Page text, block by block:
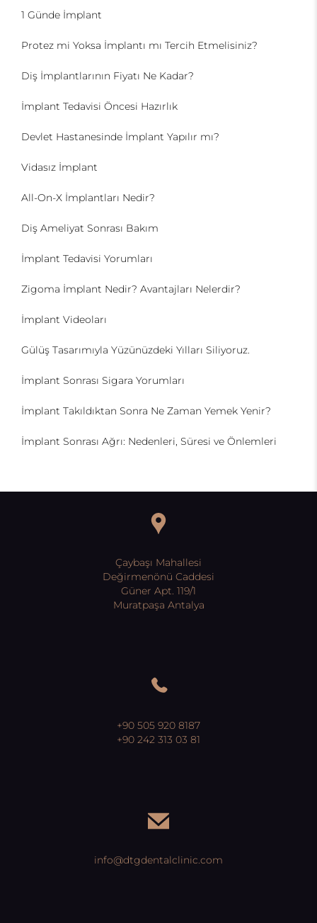
1 Günde İmplant
Protez mi Yoksa İmplantı mı Tercih Etmelisiniz?
Diş İmplantlarının Fiyatı Ne Kadar?
İmplant Tedavisi Öncesi Hazırlık
Devlet Hastanesinde İmplant Yapılır mı?
Vidasız İmplant
All-On-X İmplantları Nedir?
Diş Ameliyat Sonrası Bakım
İmplant Tedavisi Yorumları
Zigoma İmplant Nedir? Avantajları Nelerdir?
İmplant Videoları
Gülüş Tasarımıyla Yüzünüzdeki Yılları Siliyoruz.
İmplant Sonrası Sigara Yorumları
İmplant Takıldıktan Sonra Ne Zaman Yemek Yenir?
İmplant Sonrası Ağrı: Nedenleri, Süresi ve Önlemleri
Çaybaşı Mahallesi
Değirmenönü Caddesi
Güner Apt. 119/1
Muratpaşa Antalya
+90 505 920 8187
+90 242 313 03 81
info@dtgdentalclinic.com